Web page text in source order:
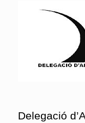
Delegació